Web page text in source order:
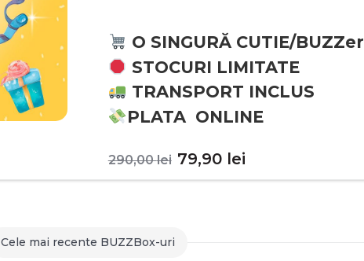
O SINGURĂ CUTIE/BUZZer
STOCURI LIMITATE
TRANSPORT INCLUS
PLATA ONLINE
290,00lei Prețul
inițial
79,90 leiPrețul
curent
Cele mai recente BUZZBox-uri